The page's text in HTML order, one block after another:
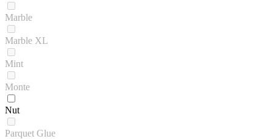
Marble
Marble XL
Mint
Monte
Nut
Parquet Glue